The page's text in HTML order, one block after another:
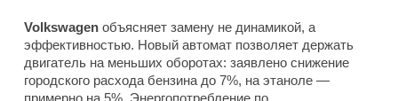
Volkswagen объясняет замену не динамикой, а
эффективностью. Новый автомат позволяет держать
двигатель на меньших оборотах: заявлено снижение
городского расхода бензина до 7%, на этаноле —
примерно на 5%. Энергопотребление по